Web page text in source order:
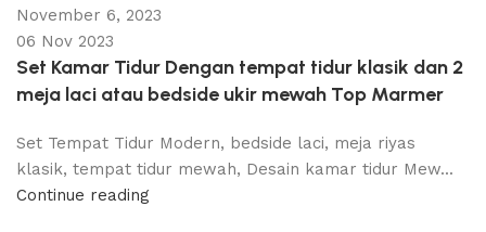
November 6, 2023
06 Nov 2023
Set Kamar Tidur Dengan tempat tidur klasik dan 2
meja laci atau bedside ukir mewah Top Marmer
Set Tempat Tidur Modern, bedside laci, meja riyas
klasik, tempat tidur mewah, Desain kamar tidur Mew...
Continue reading